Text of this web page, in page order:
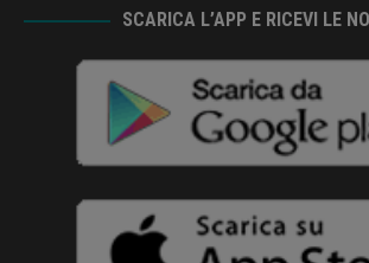
SCARICA L’APP E RICEVI LE